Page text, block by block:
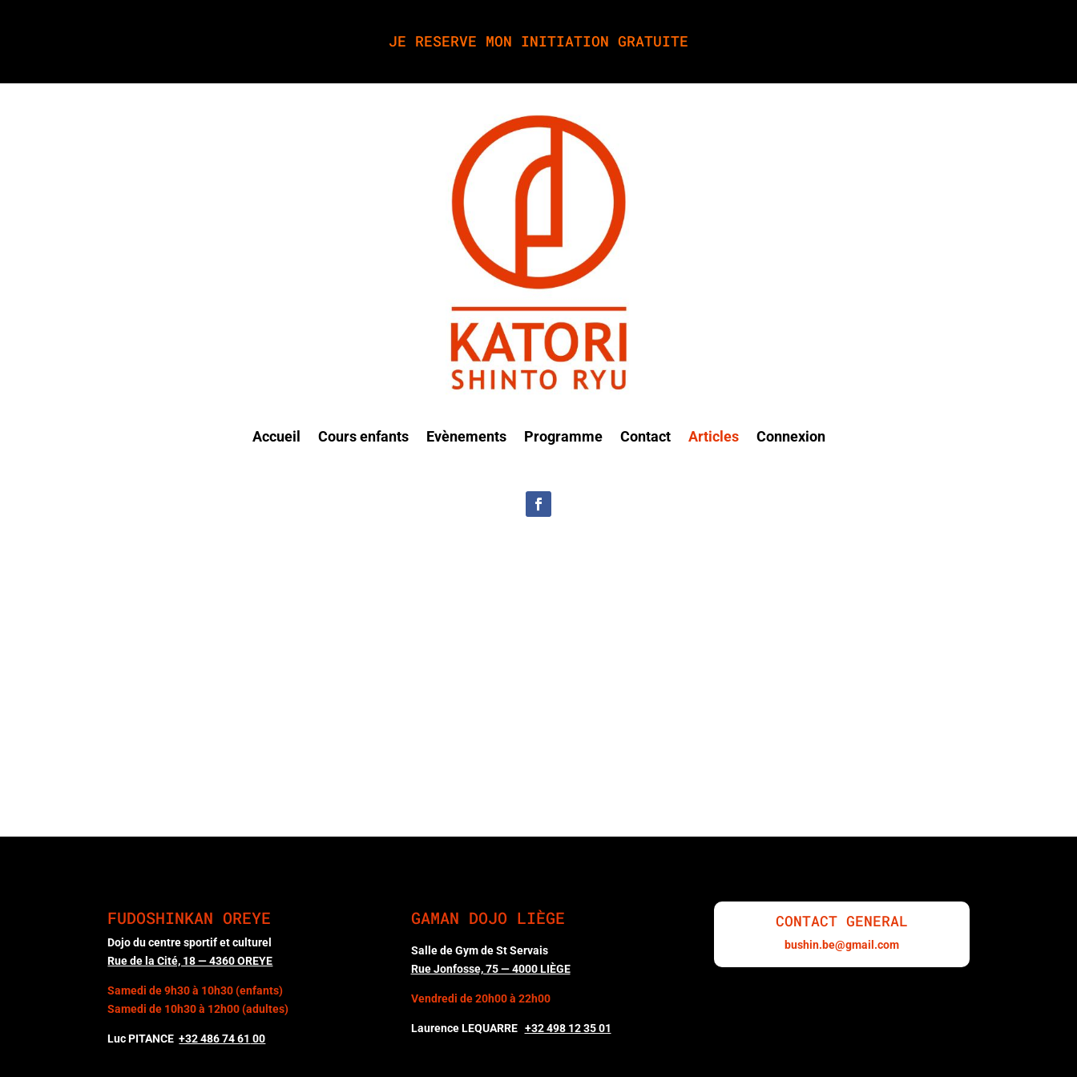
JE RESERVE MON INITIATION GRATUITE
Accueil Cours enfants Evènements Programme Contact Articles Connexion
FUDOSHINKAN OREYE
Dojo du centre sportif et culturel
Rue de la Cité, 18 — 4360 OREYE
Samedi de 9h30 à 10h30 (enfants)
Samedi de 10h30 à 12h00 (adultes)
Luc PITANCE+32 486 74 61 00
GAMAN DOJO LIÈGE
Salle de Gym de St Servais
Rue Jonfosse, 75 — 4000 LIÈGE
Vendredi de 20h00 à 22h00
Laurence LEQUARRE +32 498 12 35 01
CONTACT GENERAL
bushin.be@gmail.com